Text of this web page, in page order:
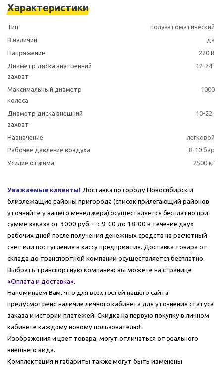
Характеристики
Тип
полуавтоматический
В наличии
да
Напряжение
220 В
Диаметр диска внутренний
захват
12-24"
Максимальный диаметр
колеса
1000
Диаметр диска внешний
захват
10-22"
Назначение
легковой
Рабочее давление воздуха
8-10 бар
Усилие отжима
2500 кг
Уважаемые клиенты! Доставка по городу Новосибирск и
близлежащие районы пригорода (список прилегающий районов
уточняйте у вашего менеджера) осуществляется бесплатно при
сумме заказа от 3000 руб. – с 9-00 до 18-00 в течение двух
рабочих дней после получения денежных средств на расчетный
счет или поступления в кассу предприятия. Доставка товара от
склада до транспортной компании осуществляется бесплатно.
Выбрать транспортную компанию вы можете на странице
«Оплата и доставка».
Напоминаем Вам, что для всех гостей нашего сайта
предусмотрено наличие личного кабинета для уточнения статуса
заказа и истории платежей. Скидка на первую покупку в личном
кабинете каждому новому пользователю!
Изображения и цвет товара, могут отличаться от реального
внешнего вида.
Комплектация и габариты также могут быть изменены